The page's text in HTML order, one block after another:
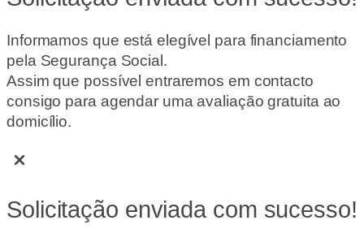
Informamos que está elegível para financiamento
pela Segurança Social.
Assim que possível entraremos em contacto
consigo para agendar uma avaliação gratuita ao
domicílio.
Solicitação enviada com sucesso!